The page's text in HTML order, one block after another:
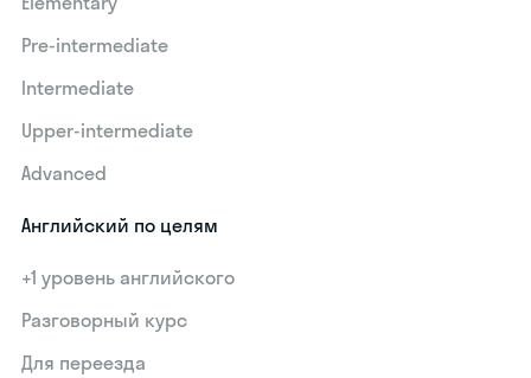
Pre-intermediate
Intermediate
Upper-intermediate
Advanced
Английский по целям
+1 уровень английского
Разговорный курс
Для переезда